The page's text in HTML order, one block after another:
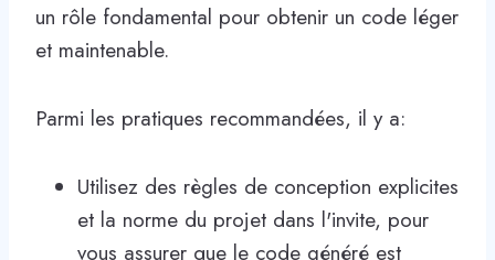
un rôle fondamental pour obtenir un code léger
et maintenable.
Parmi les pratiques recommandées, il y a:
Utilisez des règles de conception explicites
et la norme du projet dans l'invite, pour
vous assurer que le code généré est